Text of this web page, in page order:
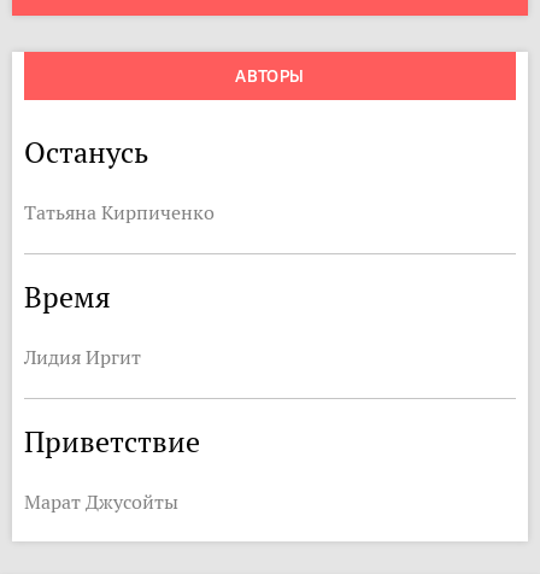
АВТОРЫ
Останусь
Татьяна Кирпиченко
Время
Лидия Иргит
Приветствие
Марат Джусойты